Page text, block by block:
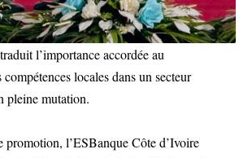
l’importance accordée au
locales dans un secteur
pleine mutation.
promotion, l’ESBanque Côte d’Ivoire